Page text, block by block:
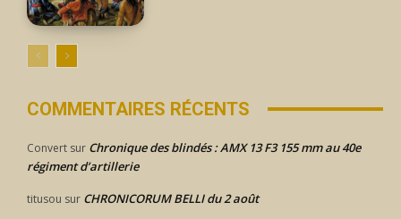
COMMENTAIRES RÉCENTS
Convert sur Chronique des blindés : AMX 13 F3 155 mm au 40e
régiment d’artillerie
titusou sur CHRONICORUM BELLI du 2 août